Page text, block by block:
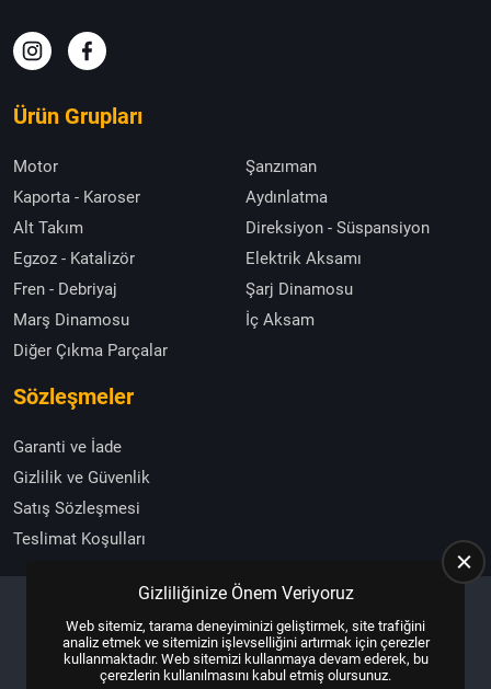
Ürün Grupları
Motor
Şanzıman
Kaporta - Karoser
Aydınlatma
Alt Takım
Direksiyon - Süspansiyon
Egzoz - Katalizör
Elektrik Aksamı
Fren - Debriyaj
Şarj Dinamosu
Marş Dinamosu
İç Aksam
Diğer Çıkma Parçalar
Sözleşmeler
Garanti ve İade
Gizlilik ve Güvenlik
Satış Sözleşmesi
Teslimat Koşulları
Copyright © 2025, All Right ReservedUS YAZILIM
Gizliliğinize Önem Veriyoruz
Web sitemiz, tarama deneyiminizi geliştirmek, site trafiğini
analiz etmek ve sitemizin işlevselliğini artırmak için çerezler
kullanmaktadır. Web sitemizi kullanmaya devam ederek, bu
çerezlerin kullanılmasını kabul etmiş olursunuz.